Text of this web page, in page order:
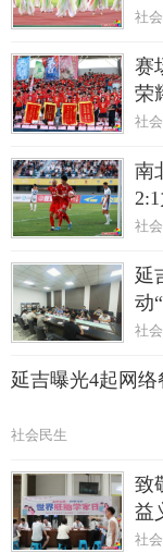
社
赛
荣
社
南
社
延
动
社
延吉曝光4起网
社会民生
致
益
社